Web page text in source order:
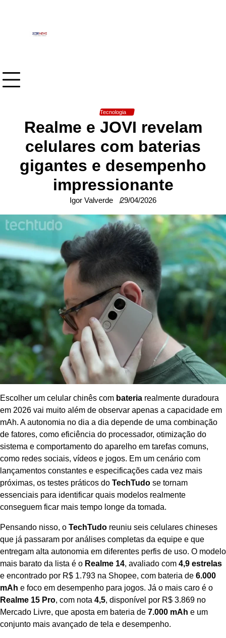
Tecnologia
Realme e JOVI revelam
celulares com baterias
gigantes e desempenho
impressionante
Igor Valverde 29/04/2026
Escolher um celular chinês com bateria realmente duradoura
em 2026 vai muito além de observar apenas a capacidade em
mAh. A autonomia no dia a dia depende de uma combinação
de fatores, como eficiência do processador, otimização do
sistema e comportamento do aparelho em tarefas comuns,
como redes sociais, vídeos e jogos. Em um cenário com
lançamentos constantes e especificações cada vez mais
próximas, os testes práticos do TechTudo se tornam
essenciais para identificar quais modelos realmente
conseguem ficar mais tempo longe da tomada.
Pensando nisso, o TechTudo reuniu seis celulares chineses
que já passaram por análises completas da equipe e que
entregam alta autonomia em diferentes perfis de uso. O modelo
mais barato da lista é o Realme 14, avaliado com 4,9 estrelas
e encontrado por R$ 1.793 na Shopee, com bateria de 6.000
mAh e foco em desempenho para jogos. Já o mais caro é o
Realme 15 Pro, com nota 4,5, disponível por R$ 3.869 no
Mercado Livre, que aposta em bateria de 7.000 mAh e um
conjunto mais avançado de tela e desempenho.